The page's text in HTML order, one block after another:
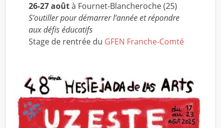
26-27 aoûtà Fournet-Blancheroche (25)
S’outiller pour démarrer l’année et répondre
aux défis éducatifs
Stage de rentrée du GFEN Franche-Comté